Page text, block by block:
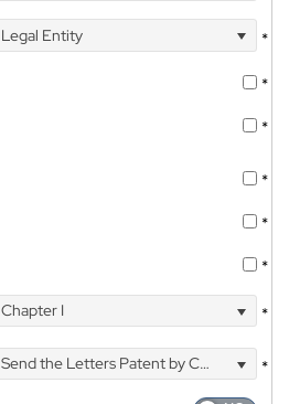
Legal Entity
*
*
*
*
*
*
Chapter I *
Send the Letters Patent by Courier
*